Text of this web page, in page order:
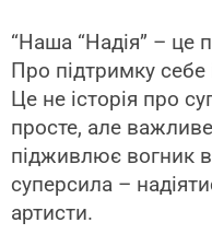
“Наша “Надія” – це
Про підтримку себе
Це не історія про
просте, але
підживлює вогник
суперсила –
артисти.